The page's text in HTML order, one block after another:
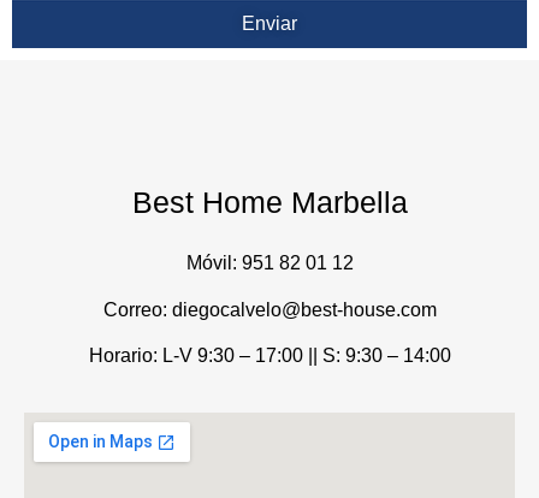
Enviar
Best Home Marbella
Móvil: 951 82 01 12
Correo: diegocalvelo@best-house.com
Horario: L-V 9:30 – 17:00 || S: 9:30 – 14:00